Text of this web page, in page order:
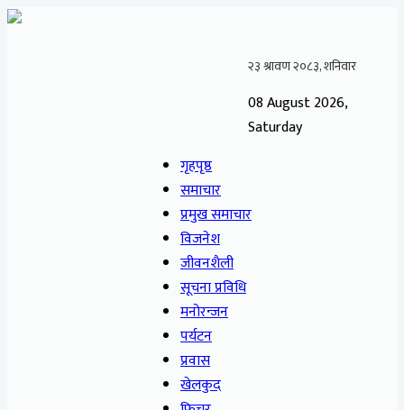
08 August 2026,
Saturday
गृहपृष्ठ
समाचार
प्रमुख समाचार
विजनेश
जीवनशैली
सूचना प्रविधि
मनोरन्जन
पर्यटन
प्रवास
खेलकुद